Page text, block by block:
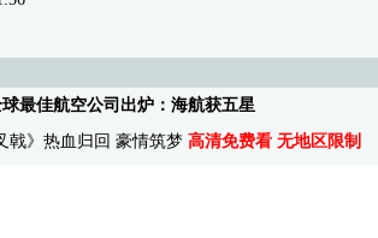
球最佳航空公司出炉：海航获五星
戟》热血归回 豪情筑梦 高清免费看 无地区限制